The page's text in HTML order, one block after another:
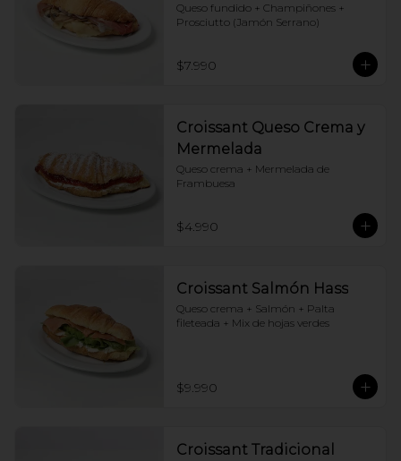
Queso fundido + Champiñones +
Prosciutto (Jamón Serrano)
$7.990
Croissant Queso Crema y
Mermelada
Queso crema + Mermelada de
Frambuesa
$4.990
Croissant Salmón Hass
Queso crema + Salmón + Palta
fileteada + Mix de hojas verdes
$9.990
Croissant Tradicional